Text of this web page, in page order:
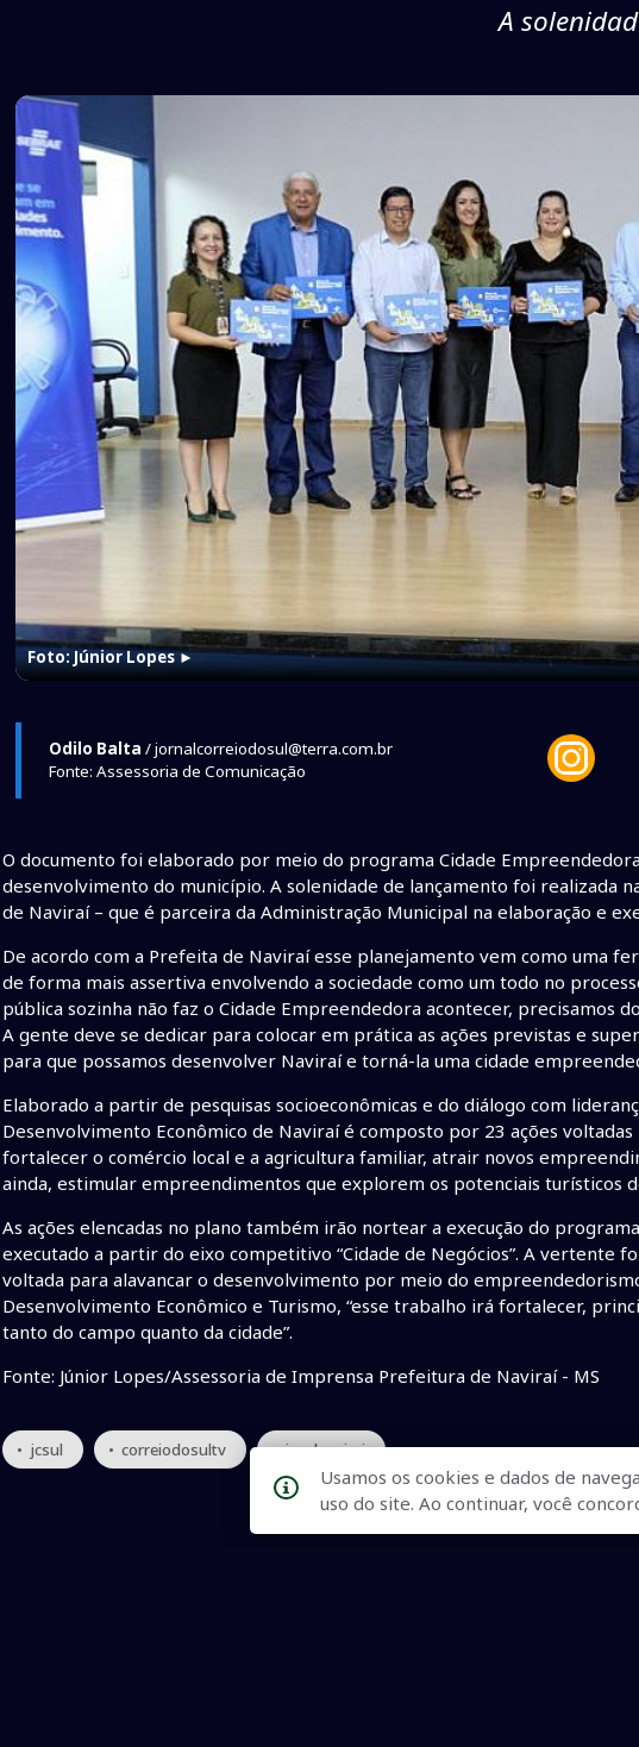
A
Foto: Júnior Lopes►
Odilo Balta / jornalcorreiodosul@terra.com.br
Fonte: Assessoria de Comunicação
O documento foi elaborado por meio do programa Cidade
desenvolvimento do município. A solenidade de lançamento foi realizada
de Naviraí – que é parceira da Administração Municipal na elaboração e
De acordo com a Prefeita de Naviraí esse planejamento vem como uma
de forma mais assertiva envolvendo a sociedade como um todo no
pública sozinha não faz o Cidade Empreendedora acontecer, precisamos
A gente deve se dedicar para colocar em prática as ações previstas e
para que possamos desenvolver Naviraí e torná-la uma cidade
Elaborado a partir de pesquisas socioeconômicas e do diálogo com
Desenvolvimento Econômico de Naviraí é composto por 23 ações
fortalecer o comércio local e a agricultura familiar, atrair novos
ainda, estimular empreendimentos que explorem os potenciais turísticos
As ações elencadas no plano também irão nortear a execução do
executado a partir do eixo competitivo “Cidade de Negócios”. A vertente
voltada para alavancar o desenvolvimento por meio do
Desenvolvimento Econômico e Turismo, “esse trabalho irá fortalecer,
tanto do campo quanto da cidade”.
Fonte: Júnior Lopes/Assessoria de Imprensa Prefeitura de Naviraí - MS
• jcsul • correiodosultv • jcsulnavirai
Usamos os cookies e dados de
uso do site. Ao continuar, você